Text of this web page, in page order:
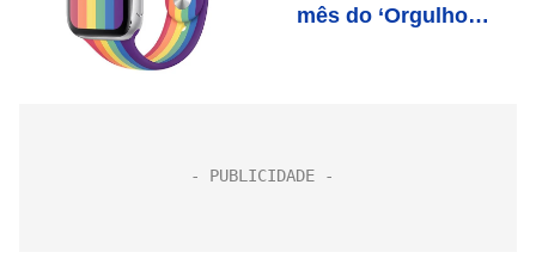
mês do ‘Orgulho